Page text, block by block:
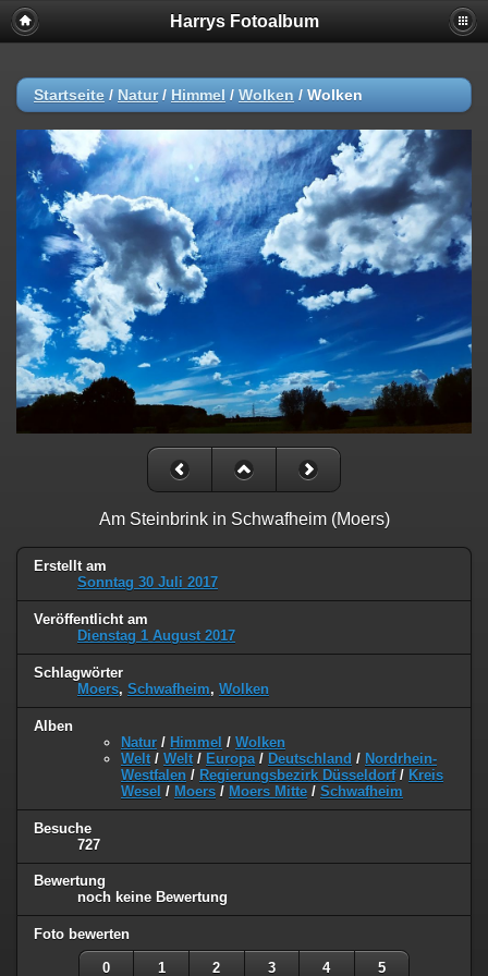
Harrys Fotoalbum
Startseite / Natur/ Himmel / Wolken / Wolken
Am Steinbrink in Schwafheim (Moers)
Erstellt am
Sonntag 30 Juli 2017
Veröffentlicht am
Dienstag 1 August 2017
Schlagwörter
Moers, Schwafheim, Wolken
Alben
Natur / Himmel / Wolken
Welt / Welt / Europa / Deutschland / Nordrhein-
Westfalen / Regierungsbezirk Düsseldorf/ Kreis
Wesel / Moers / Moers Mitte / Schwafheim
Besuche
727
Bewertung
noch keine Bewertung
Foto bewerten
0 1 2 3 4 5